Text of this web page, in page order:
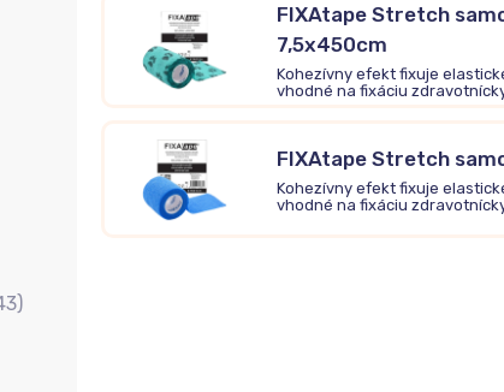
FIXAtape Stretch
7,5x450cm
Kohezívny efekt fixuje
vhodné na fixáciu
FIXAtape Stretch
Kohezívny efekt fixuje
vhodné na fixáciu